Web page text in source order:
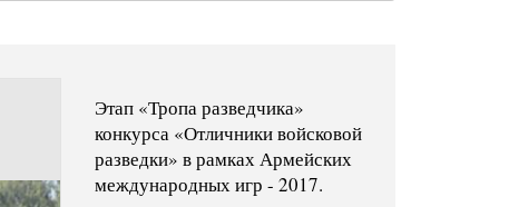
Этап «Тропа разведчика»
конкурса «Отличники войсковой
разведки» в рамках Армейских
международных игр - 2017.